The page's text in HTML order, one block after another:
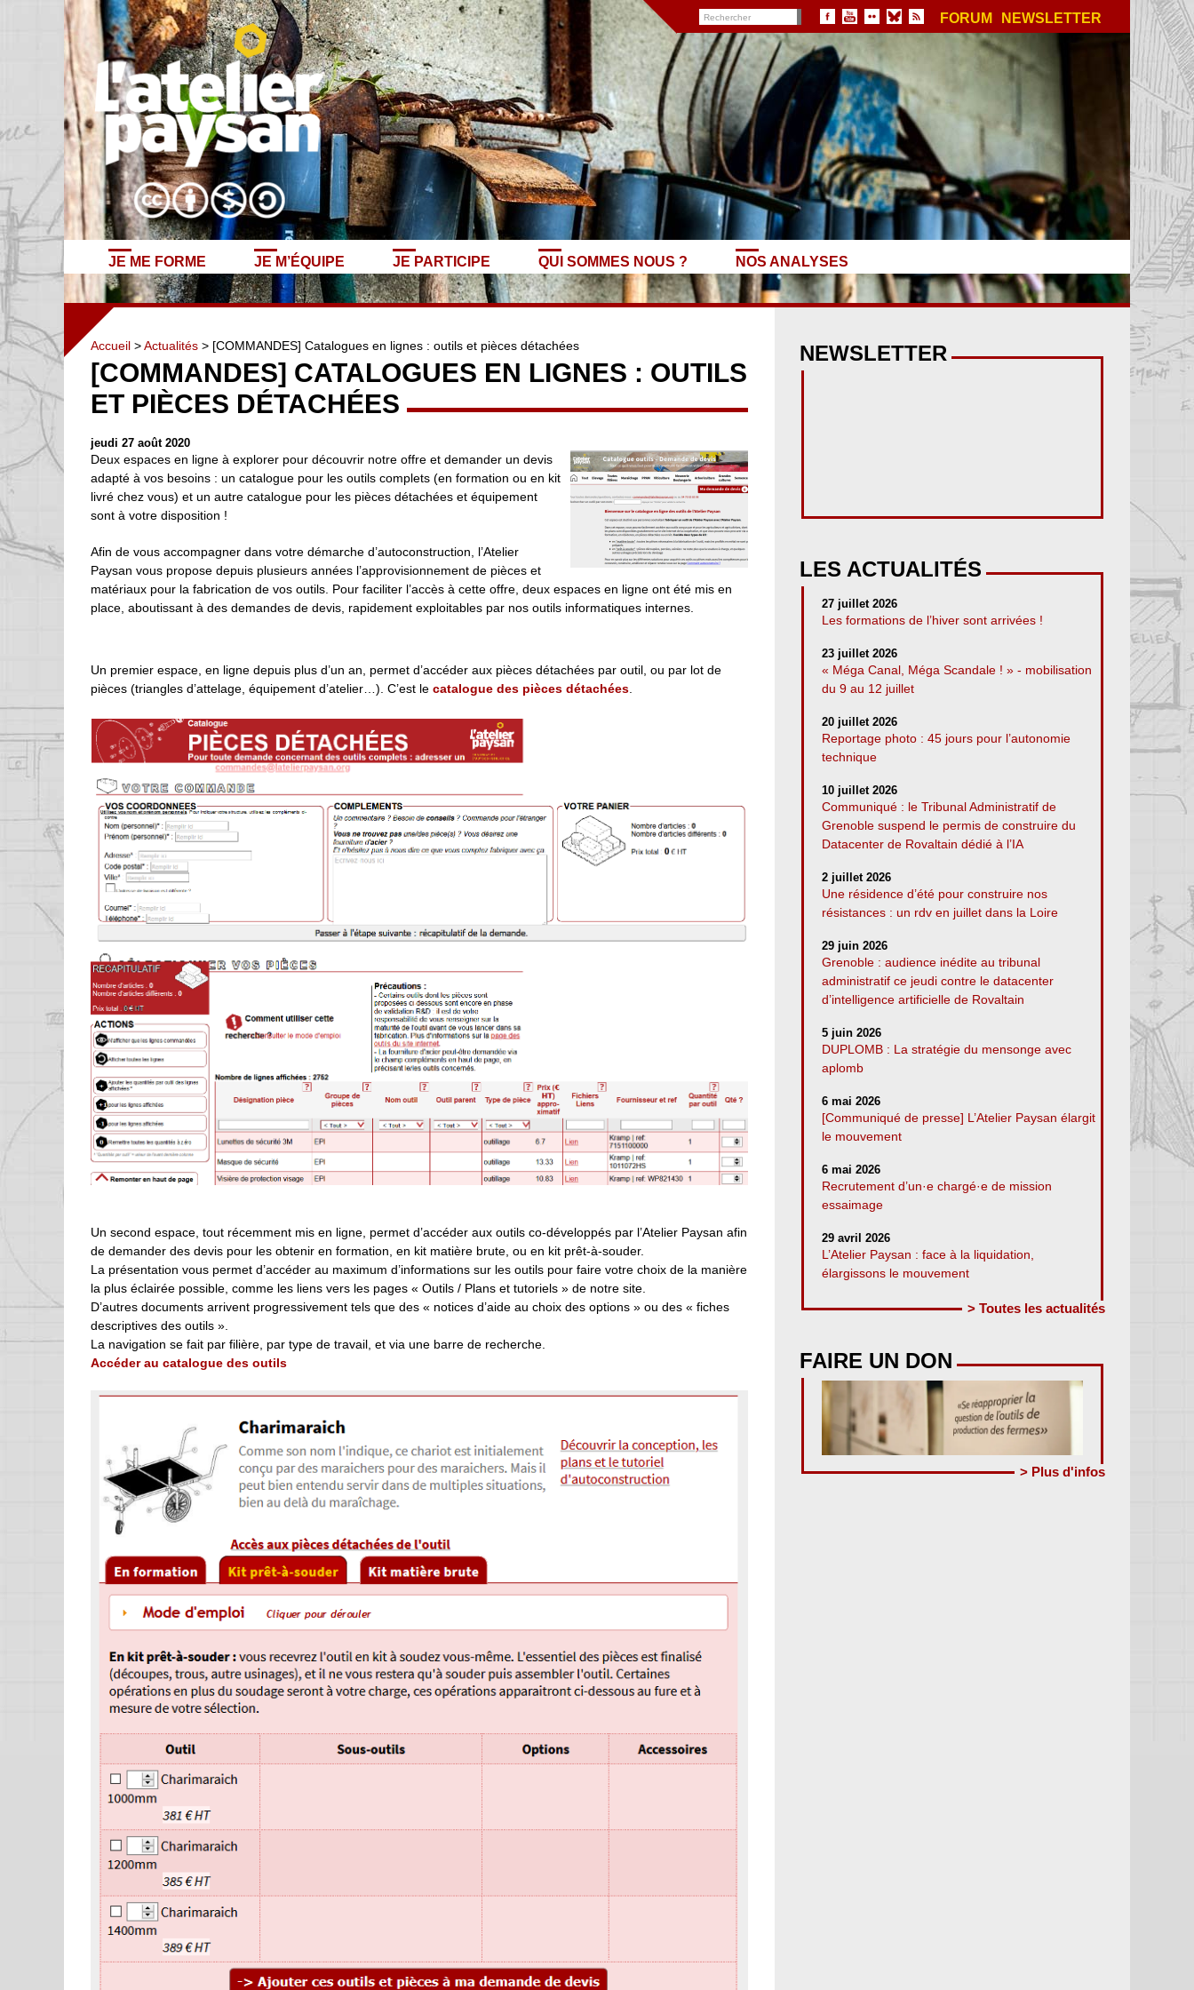
FORUM NEWSLETTER
JE ME FORME JE M’ÉQUIPE JE PARTICIPE QUI SOMMES NOUS ? NOS ANALYSES
Accueil >Actualités > [COMMANDES] Catalogues en lignes : outils et pièces détachées
[COMMANDES] CATALOGUES EN LIGNES : OUTILS
ET PIÈCES DÉTACHÉES
jeudi 27 août 2020
Deux espaces en ligne à explorer pour découvrir notre offre et demander un devis
adapté à vos besoins : un catalogue pour les outils complets (en formation ou en kit
livré chez vous) et un autre catalogue pour les pièces détachées et équipement
sont à votre disposition !
Afin de vous accompagner dans votre démarche d’autoconstruction, l’Atelier
Paysan vous propose depuis plusieurs années l’approvisionnement de pièces et
matériaux pour la fabrication de vos outils. Pour faciliter l’accès à cette offre, deux espaces en ligne ont été mis en
place, aboutissant à des demandes de devis, rapidement exploitables par nos outils informatiques internes.
Un premier espace, en ligne depuis plus d’un an, permet d’accéder aux pièces détachées par outil, ou par lot de
pièces (triangles d’attelage, équipement d’atelier…). C’est le catalogue des pièces détachées
Un second espace, tout récemment mis en ligne, permet d’accéder aux outils co-développés par l’Atelier Paysan afin
de demander des devis pour les obtenir en formation, en kit matière brute, ou en kit prêt-à-souder.
La présentation vous permet d’accéder au maximum d’informations sur les outils pour faire votre choix de la manière
la plus éclairée possible, comme les liens vers les pages « Outils / Plans et tutoriels » de notre site.
D’autres documents arrivent progressivement tels que des « notices d’aide au choix des options » ou des « fiches
descriptives des outils ».
La navigation se fait par filière, par type de travail, et via une barre de recherche.
Accéder au catalogue des outils
NEWSLETTER
LES ACTUALITÉS
27 juillet 2026
Les formations de l’hiver sont arrivées !
23 juillet 2026
« Méga Canal, Méga Scandale ! » - mobilisation
du 9 au 12 juillet
20 juillet 2026
Reportage photo : 45 jours pour l’autonomie
technique
10 juillet 2026
Communiqué : le Tribunal Administratif de
Grenoble suspend le permis de construire du
Datacenter de Rovaltain dédié à l’IA
2 juillet 2026
Une résidence d’été pour construire nos
résistances : un rdv en juillet dans la Loire
29 juin 2026
Grenoble : audience inédite au tribunal
administratif ce jeudi contre le datacenter
d’intelligence artificielle de Rovaltain
5 juin 2026
DUPLOMB : La stratégie du mensonge avec
aplomb
6 mai 2026
[Communiqué de presse] L’Atelier Paysan élargit
le mouvement
6 mai 2026
Recrutement d’un·e chargé·e de mission
essaimage
29 avril 2026
L’Atelier Paysan : face à la liquidation,
élargissons le mouvement
> Toutes les actualités
FAIRE UN DON
> Plus d'infos